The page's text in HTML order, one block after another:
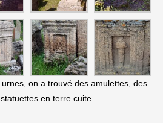
on a trouvé des amulettes, des
en terre cuite…